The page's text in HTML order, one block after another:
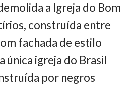
a Igreja do Bom
construída entre
fachada de estilo
única igreja do Brasil
por negros